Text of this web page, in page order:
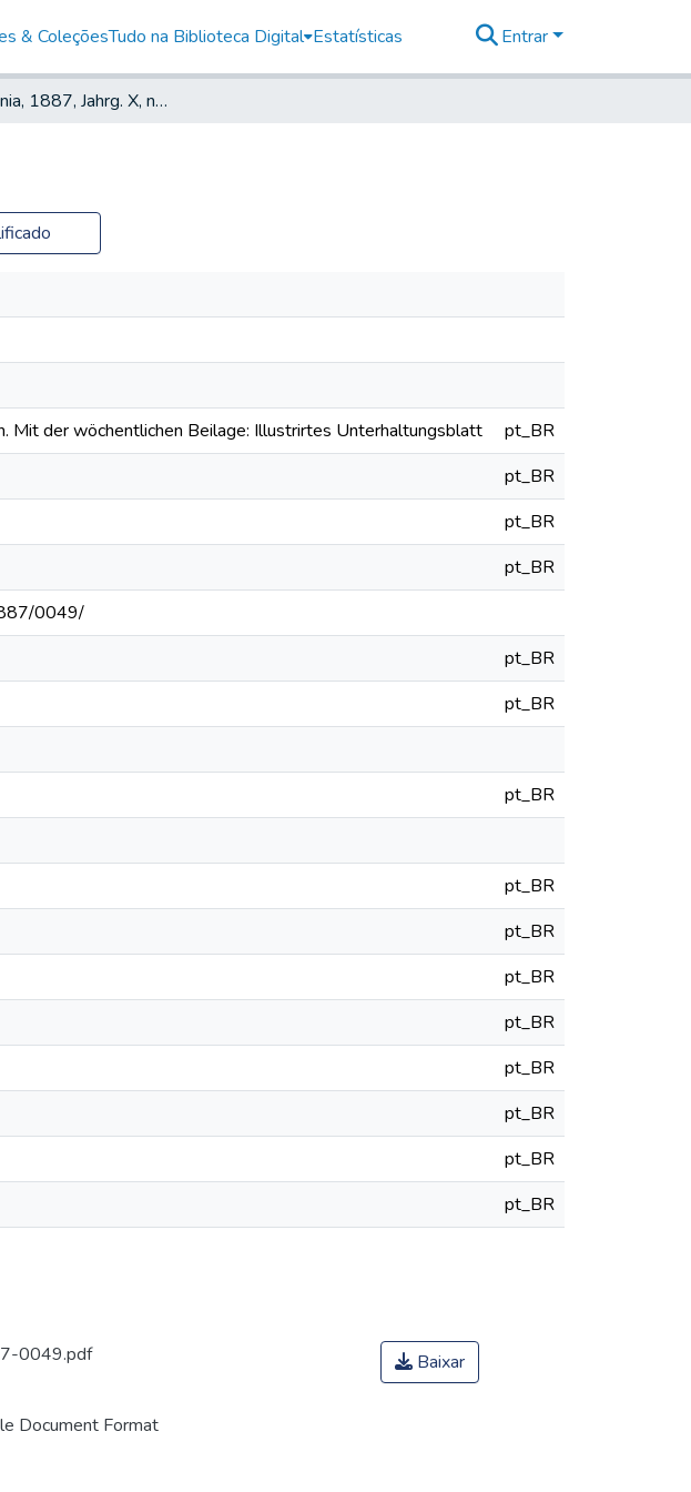
& ColeçõesTudo na Biblioteca Digital Estatísticas Entrar
Germania, 1887, Jahrg. X, nr. 049
Mit der wöchentlichen Beilage: Illustrirtes Unterhaltungsblatt
pt_BR
pt_BR
pt_BR
pt_BR
0049/
pt_BR
pt_BR
pt_BR
pt_BR
pt_BR
pt_BR
pt_BR
pt_BR
pt_BR
pt_BR
pt_BR
0049.pdf
Document Format
Baixar